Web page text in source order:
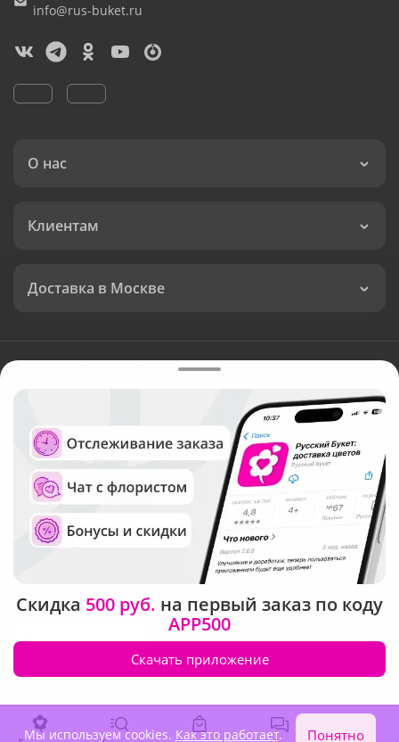
Служба круглосуточной доставки цветов в Москве
Русский Букет, 2026
Общество с ограниченной ответственностью «Технология»
ОГРН: 1195476081745, ИНН: 5410081997
Юридический адрес: г. Новосибирск, ул. Ипподромская,
д.42, оф. 3
Рейтинг Русского букета в г. Москва
Скидка 500 руб. на первый заказ по коду
APP500
Скачать приложение
Мы используем cookies. Как это работает. Понятно